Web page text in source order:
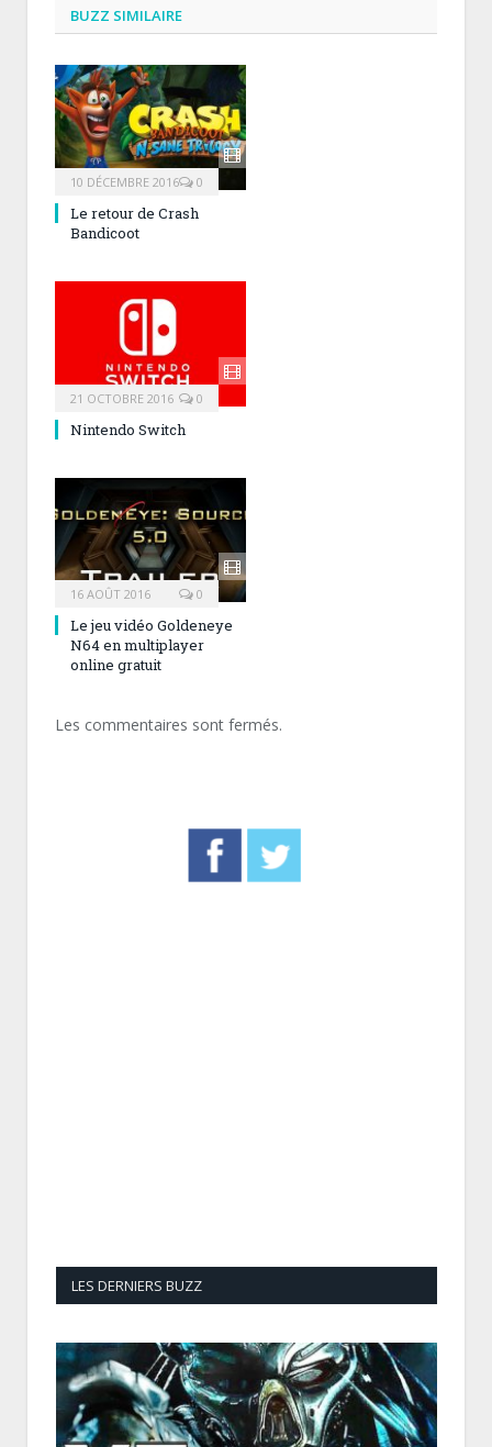
BUZZ SIMILAIRE
10 DÉCEMBRE 2016 0
Le retour de Crash
Bandicoot
21 OCTOBRE 2016 0
Nintendo Switch
16 AOÛT 2016 0
Le jeu vidéo Goldeneye
N64 en multiplayer
online gratuit
Les commentaires sont fermés.
LES DERNIERS BUZZ